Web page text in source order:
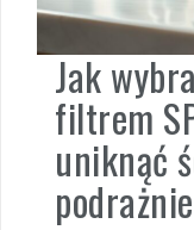
Jak
filtrem
uniknąć